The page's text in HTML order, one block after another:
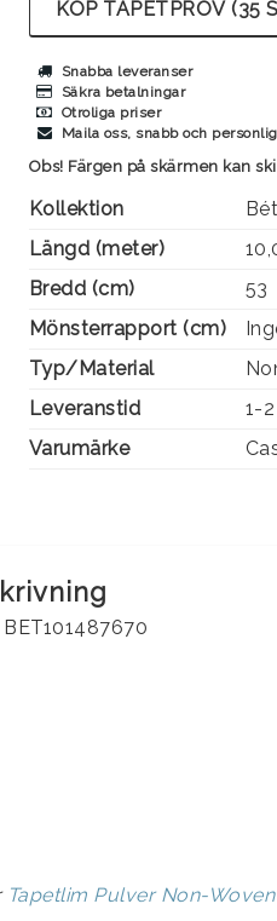
KÖP TAPETPROV (35
Snabba leveranser
Säkra betalningar
Otroliga priser
Maila oss, snabb och
Obs! Färgen på skärmen kan
Kollektion
Längd (meter)
Bredd (cm)
53
Mönsterrapport (cm)
Typ/Material
Leveranstid
1-
Varumärke
Tapetlim Pulver Non-Woven